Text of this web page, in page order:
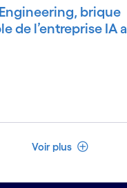
brique
de l’entreprise IA
Voir plus Voir